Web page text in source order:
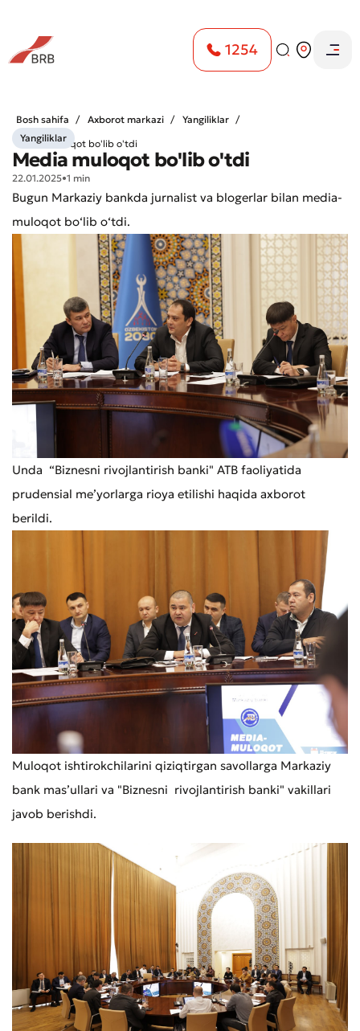
1254
Bosh sahifa Axborot markazi
Yangiliklar
Media muloqot bo'lib o'tdi
Yangiliklar
Media muloqot bo'lib o'tdi
22.01.2025•1 min
Bugun Markaziy bankda jurnalist va blogerlar bilan media-
muloqot bo‘lib o‘tdi.
Unda “Biznesni rivojlantirish banki" ATB faoliyatida
prudensial meʼyorlarga rioya etilishi haqida axborot
berildi.
Muloqot ishtirokchilarini qiziqtirgan savollarga Markaziy
bank masʼullari va "Biznesni rivojlantirish banki" vakillari
javob berishdi.